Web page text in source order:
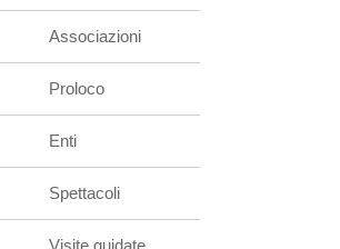
Associazioni
Proloco
Enti
Spettacoli
Visite guidate